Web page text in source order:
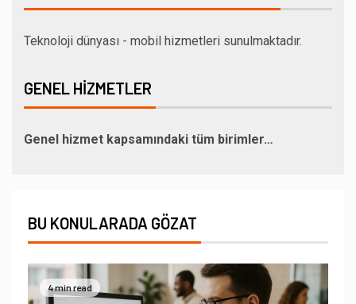
Teknoloji dünyası - mobil hizmetleri sunulmaktadır.
GENEL HIZMETLER
Genel hizmet kapsamındaki tüm birimler…
BU KONULARADA GÖZAT
4 min read